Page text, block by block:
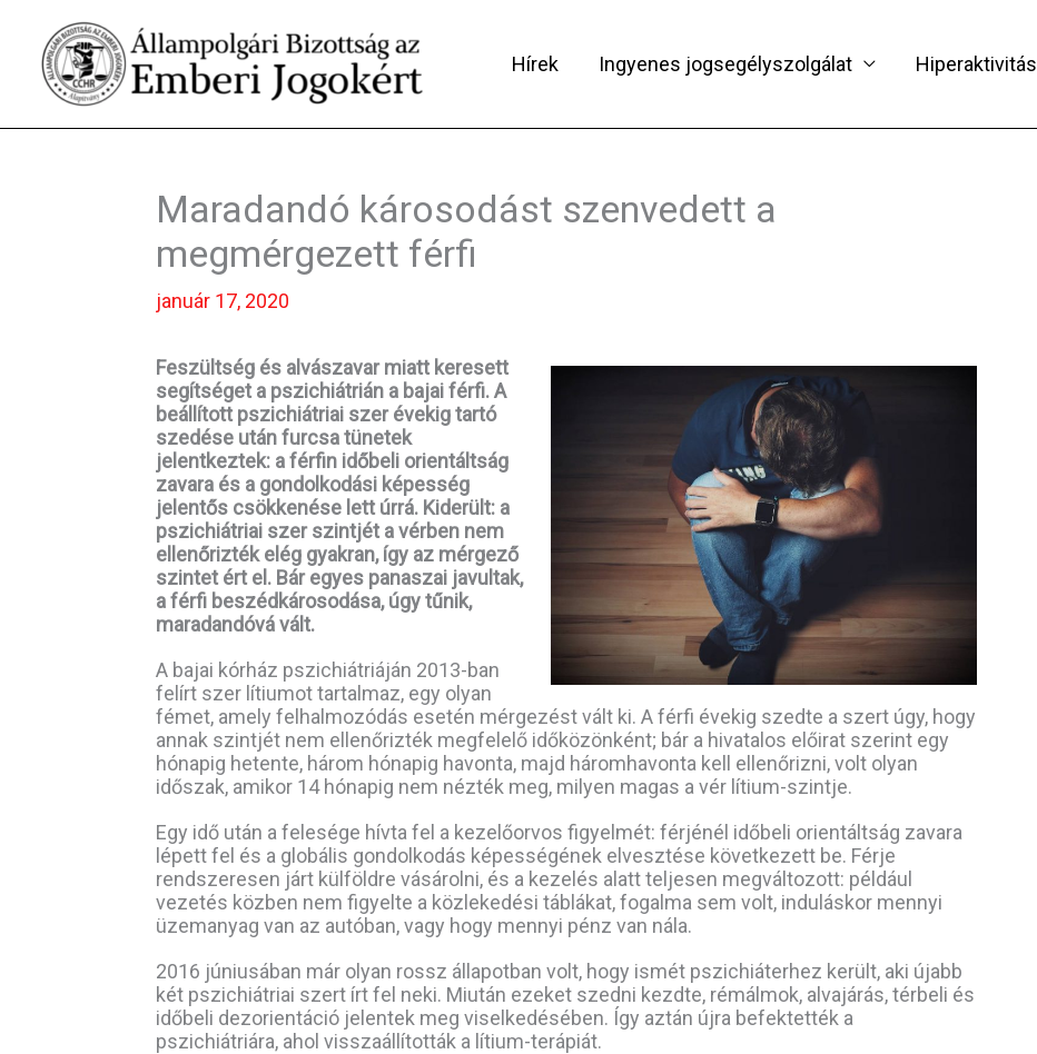
content
Hírek Ingyenes jogsegélyszolgálat Hiperaktivitás
Maradandó károsodást szenvedett a
megmérgezett férfi
január 17, 2020
Feszültség és alvászavar miatt keresett
segítséget a pszichiátrián a bajai férfi. A
beállított pszichiátriai szer évekig tartó
szedése után furcsa tünetek
jelentkeztek: a férfin időbeli orientáltság
zavara és a gondolkodási képesség
jelentős csökkenése lett úrrá. Kiderült: a
pszichiátriai szer szintjét a vérben nem
ellenőrizték elég gyakran, így az mérgező
szintet ért el. Bár egyes panaszai javultak,
a férfi beszédkárosodása, úgy tűnik,
maradandóvá vált.
A bajai kórház pszichiátriáján 2013-ban
felírt szer lítiumot tartalmaz, egy olyan
fémet, amely felhalmozódás esetén mérgezést vált ki. A férfi évekig szedte a szert úgy, hogy
annak szintjét nem ellenőrizték megfelelő időközönként; bár a hivatalos előirat szerint egy
hónapig hetente, három hónapig havonta, majd háromhavonta kell ellenőrizni, volt olyan
időszak, amikor 14 hónapig nem nézték meg, milyen magas a vér lítium-szintje.
Egy idő után a felesége hívta fel a kezelőorvos figyelmét: férjénél időbeli orientáltság zavara
lépett fel és a globális gondolkodás képességének elvesztése következett be. Férje
rendszeresen járt külföldre vásárolni, és a kezelés alatt teljesen megváltozott: például
vezetés közben nem figyelte a közlekedési táblákat, fogalma sem volt, induláskor mennyi
üzemanyag van az autóban, vagy hogy mennyi pénz van nála.
2016 júniusában már olyan rossz állapotban volt, hogy ismét pszichiáterhez került, aki újabb
két pszichiátriai szert írt fel neki. Miután ezeket szedni kezdte, rémálmok, alvajárás, térbeli és
időbeli dezorientáció jelentek meg viselkedésében. Így aztán újra befektették a
pszichiátriára, ahol visszaállították a lítium-terápiát.